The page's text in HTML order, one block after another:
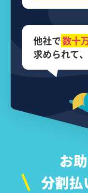
他社で数十
求められて、
お
分割払